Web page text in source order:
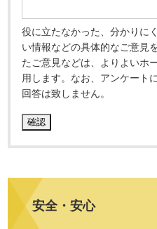
役に立たなかった、分かりに
い情報などの具体的なご意見
たご意見などは、よりよいホ
用します。なお、アンケート
回答は致しません。
安全・安心